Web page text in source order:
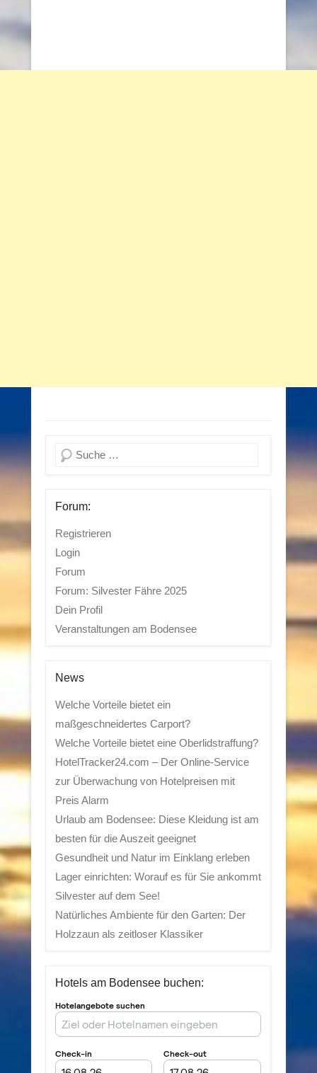
Suchen
Forum:
Registrieren
Login
Forum
Forum: Silvester Fähre 2025
Dein Profil
Veranstaltungen am Bodensee
News
Welche Vorteile bietet ein
maßgeschneidertes Carport?
Welche Vorteile bietet eine Oberlidstraffung?
HotelTracker24.com – Der Online-Service
zur Überwachung von Hotelpreisen mit
Preis Alarm
Urlaub am Bodensee: Diese Kleidung ist am
besten für die Auszeit geeignet
Gesundheit und Natur im Einklang erleben
Lager einrichten: Worauf es für Sie ankommt
Silvester auf dem See!
Natürliches Ambiente für den Garten: Der
Holzzaun als zeitloser Klassiker
Hotels am Bodensee buchen: